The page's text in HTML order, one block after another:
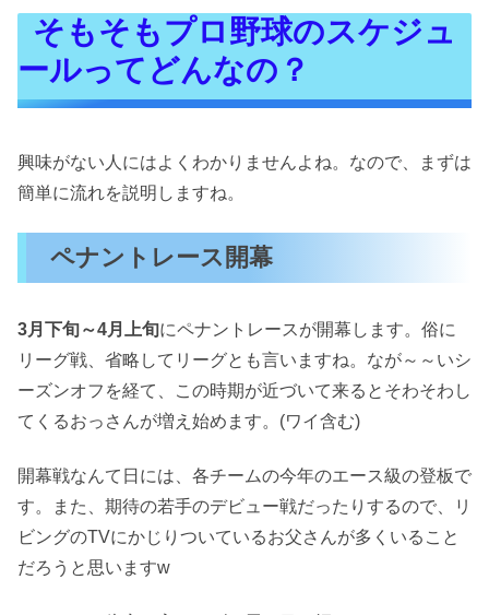
そもそもプロ野球のスケジュ
ールってどんなの？
興味がない人にはよくわかりませんよね。なので、まずは
簡単に流れを説明しますね。
ペナントレース開幕
3月下旬～4月上旬にペナントレースが開幕します。俗に
リーグ戦、省略してリーグとも言いますね。なが～～いシ
ーズンオフを経て、この時期が近づいて来るとそわそわし
てくるおっさんが増え始めます。(ワイ含む)
開幕戦なんて日には、各チームの今年のエース級の登板で
す。また、期待の若手のデビュー戦だったりするので、リ
ビングのTVにかじりついているお父さんが多くいること
だろうと思いますw